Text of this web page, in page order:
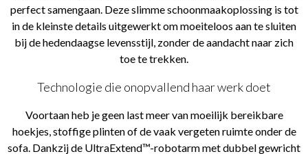
perfect samengaan. Deze slimme schoonmaakoplossing is tot
in de kleinste details uitgewerkt om moeiteloos aan te sluiten
bij de hedendaagse levensstijl, zonder de aandacht naar zich
toe te trekken.
Technologie die onopvallend haar werk doet
Voortaan heb je geen last meer van moeilijk bereikbare
hoekjes, stoffige plinten of de vaak vergeten ruimte onder de
sofa. Dankzij de UltraExtend™-robotarm met dubbel gewricht